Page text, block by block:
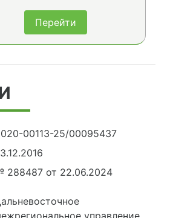
Перейти
00113-25/00095437
288487 от 22.06.2024
управление